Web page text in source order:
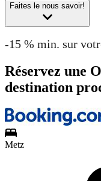
Faites le nous savoir!
-15 % min. sur
Réservez une
destination
Metz